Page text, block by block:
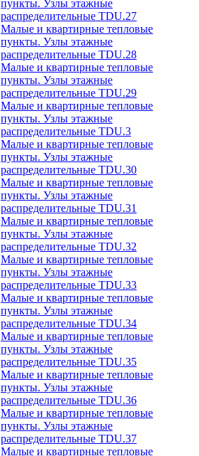
пункты. Узлы этажные
распределительные TDU.27
Малые и квартирные тепловые
пункты. Узлы этажные
распределительные TDU.28
Малые и квартирные тепловые
пункты. Узлы этажные
распределительные TDU.29
Малые и квартирные тепловые
пункты. Узлы этажные
распределительные TDU.3
Малые и квартирные тепловые
пункты. Узлы этажные
распределительные TDU.30
Малые и квартирные тепловые
пункты. Узлы этажные
распределительные TDU.31
Малые и квартирные тепловые
пункты. Узлы этажные
распределительные TDU.32
Малые и квартирные тепловые
пункты. Узлы этажные
распределительные TDU.33
Малые и квартирные тепловые
пункты. Узлы этажные
распределительные TDU.34
Малые и квартирные тепловые
пункты. Узлы этажные
распределительные TDU.35
Малые и квартирные тепловые
пункты. Узлы этажные
распределительные TDU.36
Малые и квартирные тепловые
пункты. Узлы этажные
распределительные TDU.37
Малые и квартирные тепловые